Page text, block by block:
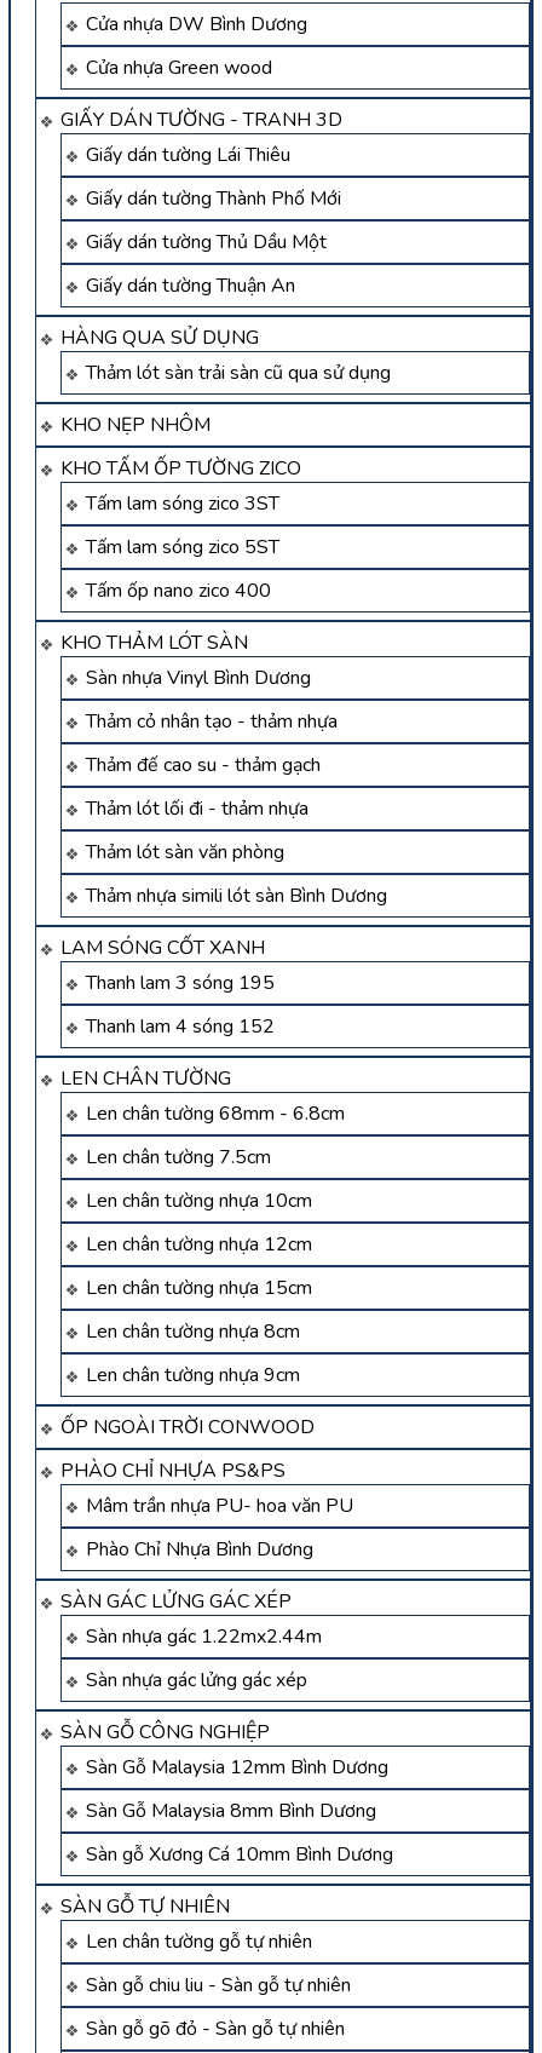
Cửa nhựa DW Bình Dương
Cửa nhựa Green wood
GIẤY DÁN TƯỜNG - TRANH 3D
Giấy dán tường Lái Thiêu
Giấy dán tường Thành Phố Mới
Giấy dán tường Thủ Dầu Một
Giấy dán tường Thuận An
HÀNG QUA SỬ DỤNG
Thảm lót sàn trải sàn cũ qua sử dụng
KHO NẸP NHÔM
KHO TẤM ỐP TƯỜNG ZICO
Tấm lam sóng zico 3ST
Tấm lam sóng zico 5ST
Tấm ốp nano zico 400
KHO THẢM LÓT SÀN
Sàn nhựa Vinyl Bình Dương
Thảm cỏ nhân tạo - thảm nhựa
Thảm đế cao su - thảm gạch
Thảm lót lối đi - thảm nhựa
Thảm lót sàn văn phòng
Thảm nhựa simili lót sàn Bình Dương
LAM SÓNG CỐT XANH
Thanh lam 3 sóng 195
Thanh lam 4 sóng 152
LEN CHÂN TƯỜNG
Len chân tường 68mm - 6.8cm
Len chân tường 7.5cm
Len chân tường nhựa 10cm
Len chân tường nhựa 12cm
Len chân tường nhựa 15cm
Len chân tường nhựa 8cm
Len chân tường nhựa 9cm
ỐP NGOÀI TRỜI CONWOOD
PHÀO CHỈ NHỰA PS&PS
Mâm trần nhựa PU- hoa văn PU
Phào Chỉ Nhựa Bình Dương
SÀN GÁC LỬNG GÁC XÉP
Sàn nhựa gác 1.22mx2.44m
Sàn nhựa gác lửng gác xép
SÀN GỖ CÔNG NGHIỆP
Sàn Gỗ Malaysia 12mm Bình Dương
Sàn Gỗ Malaysia 8mm Bình Dương
Sàn gỗ Xương Cá 10mm Bình Dương
SÀN GỖ TỰ NHIÊN
Len chân tường gỗ tự nhiên
Sàn gỗ chiu liu - Sàn gỗ tự nhiên
Sàn gỗ gõ đỏ - Sàn gỗ tự nhiên